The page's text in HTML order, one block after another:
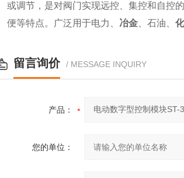
或调节，是对阀门实现远控、集控和自控
便等特点。广泛用于电力、 冶金 、石油、
留言询价 / MESSAGE INQUIRY
产品：
您的单位：